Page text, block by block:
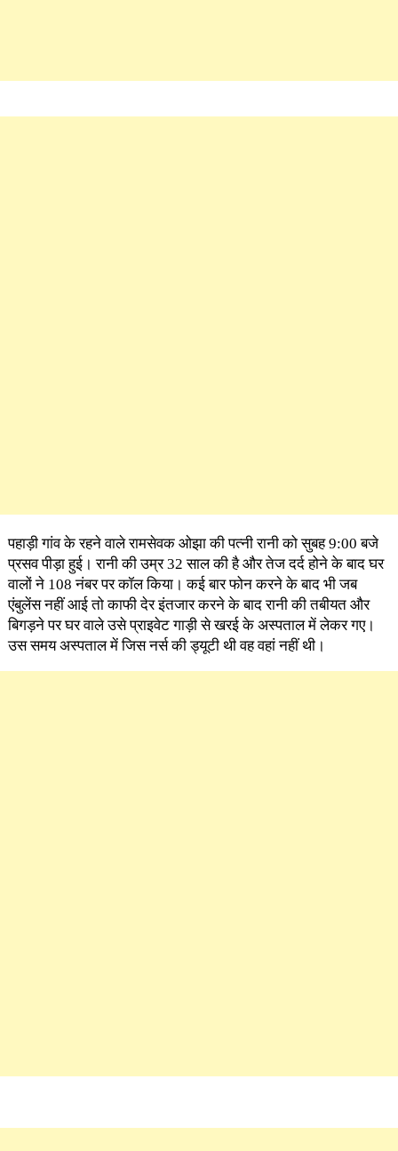
पहाड़ी गांव के रहने वाले रामसेवक ओझा की पत्नी रानी को सुबह 9:00 बजे
प्रसव पीड़ा हुई। रानी की उम्र 32 साल की है और तेज दर्द होने के बाद घर
वालों ने 108 नंबर पर कॉल किया। कई बार फोन करने के बाद भी जब
एंबुलेंस नहीं आई तो काफी देर इंतजार करने के बाद रानी की तबीयत और
बिगड़ने पर घर वाले उसे प्राइवेट गाड़ी से खरई के अस्पताल में लेकर गए।
उस समय अस्पताल में जिस नर्स की ड्यूटी थी वह वहां नहीं थी।